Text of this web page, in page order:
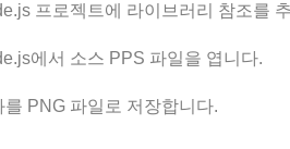
프로젝트에 라이브러리 참조를
에서 소스 PPS 파일을 엽니다.
를 PNG 파일로 저장합니다.